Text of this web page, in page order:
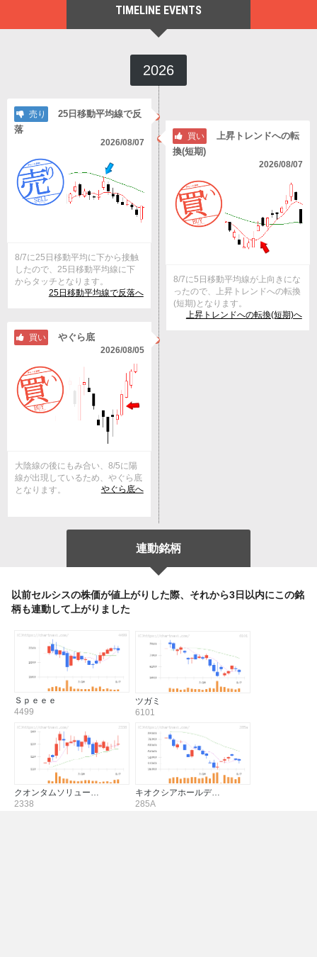
TIMELINE EVENTS
2026
売り
25日移動平均線で反
落
2026/08/07
8/7に25日移動平均に下から接触
したので、25日移動平均線に下
からタッチとなります。
25日移動平均線で反落へ
買い
上昇トレンドへの転
換(短期)
2026/08/07
8/7に5日移動平均線が上向きにな
ったので、上昇トレンドへの転換
(短期)となります。
上昇トレンドへの転換(短期)へ
買い やぐら底
2026/08/05
大陰線の後にもみ合い、8/5に陽
線が出現しているため、やぐら底
となります。
やぐら底へ
連動銘柄
以前セルシスの株価が値上がりした際、それから3日以内にこの銘
柄も連動して上がりました
Ｓｐｅｅｅ
4499
ツガミ
6101
クオンタムソリュー…
2338
キオクシアホールデ…
285A